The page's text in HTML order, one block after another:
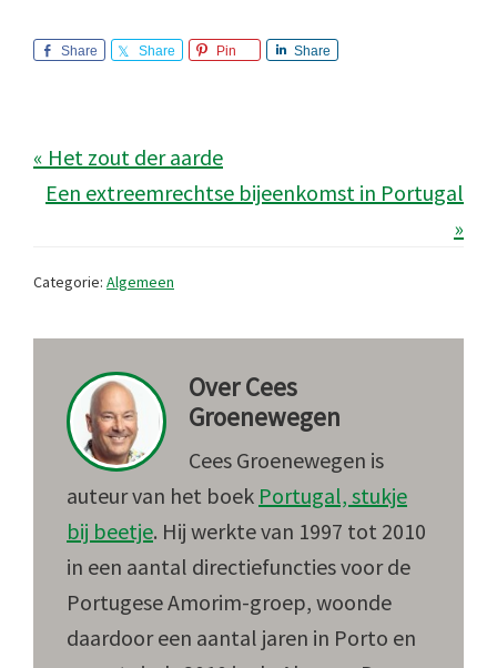
Share Share Pin Share
« Het zout der aarde
Een extreemrechtse bijeenkomst in Portugal
»
Categorie: Algemeen
OverCees
Groenewegen
Cees Groenewegen is
auteur van het boek Portugal, stukje
bij beetje. Hij werkte van 1997 tot 2010
in een aantal directiefuncties voor de
Portugese Amorim-groep, woonde
daardoor een aantal jaren in Porto en